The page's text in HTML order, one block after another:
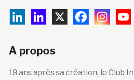
A propos
18 ans après sa création, le Club